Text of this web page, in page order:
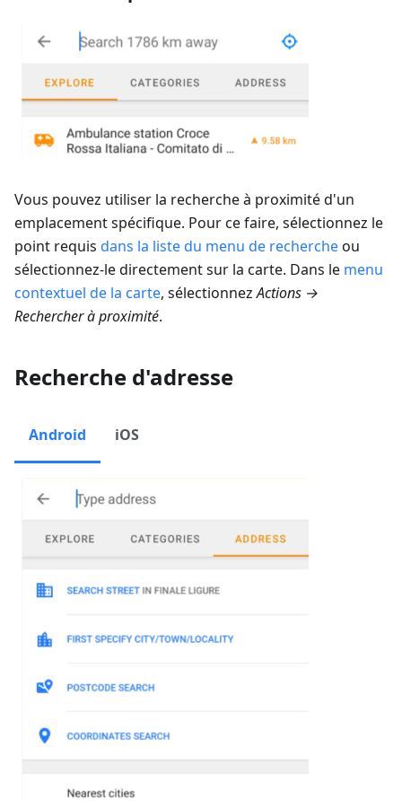
Vous pouvez utiliser la recherche à proximité d'un
emplacement spécifique. Pour ce faire, sélectionnez le
point requis dans la liste du menu de rechercheou
sélectionnez-le directement sur la carte. Dans le menu
contextuel de la carte, sélectionnezActions →
Rechercher à proximité.
Recherche d'adresse
Android iOS